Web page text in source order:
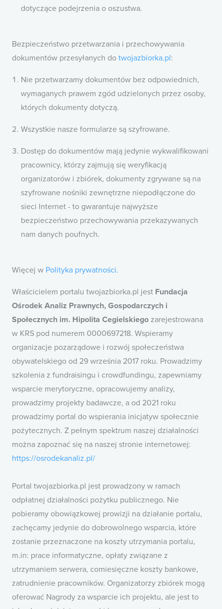
dotyczące podejrzenia o oszustwa.
Bezpieczeństwo przetwarzania i przechowywania
dokumentów przesyłanych do twojazbiorka.pl:
Nie przetwarzamy dokumentów bez odpowiednich,
wymaganych prawem zgód udzielonych przez osoby,
których dokumenty dotyczą.
Wszystkie nasze formularze są szyfrowane.
Dostęp do dokumentów mają jedynie wykwalifikowani
pracownicy, którzy zajmują się weryfikacją
organizatorów i zbiórek, dokumenty zgrywane są na
szyfrowane nośniki zewnętrzne niepodłączone do
sieci Internet - to gwarantuje najwyższe
bezpieczeństwo przechowywania przekazywanych
nam danych poufnych.
Więcej w Polityka prywatności.
Właścicielem portalu twojazbiorka.pl jest Fundacja
Ośrodek Analiz Prawnych, Gospodarczych i
Społecznych im. Hipolita Cegielskiego zarejestrowana
w KRS pod numerem 0000697218. Wspieramy
organizacje pozarządowe i rozwój społeczeństwa
obywatelskiego od 29 września 2017 roku. Prowadzimy
szkolenia z fundraisingu i crowdfundingu, zapewniamy
wsparcie merytoryczne, opracowujemy analizy,
prowadzimy projekty badawcze, a od 2021 roku
prowadzimy portal do wspierania inicjatyw społecznie
pożytecznych. Z pełnym spektrum naszej działalności
można zapoznać się na naszej stronie internetowej:
https://osrodekanaliz.pl/
Portal twojazbiorka.pl jest prowadzony w ramach
odpłatnej działalności pożytku publicznego. Nie
pobieramy obowiązkowej prowizji na działanie portalu,
zachęcamy jedynie do dobrowolnego wsparcia, które
zostanie przeznaczone na koszty utrzymania portalu,
m.in: prace informatyczne, opłaty związane z
utrzymaniem serwera, comiesięczne koszty bankowe,
zatrudnienie pracowników. Organizatorzy zbiórek mogą
oferować Nagrody za wsparcie ich projektu, ale jest to